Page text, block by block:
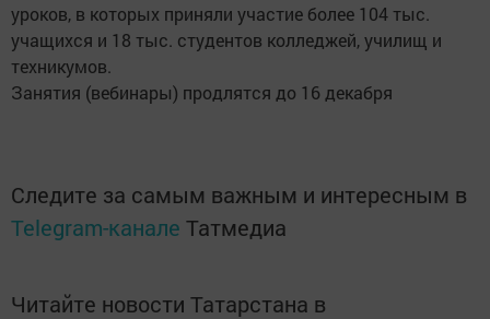
уроков, в которых приняли участие более 104 тыс.
учащихся и 18 тыс. студентов колледжей, училищ и
техникумов.
Занятия (вебинары) продлятся до 16 декабря
Следите за самым важным и интересным в
Telegram-канале Татмедиа
Читайте новости Татарстана в